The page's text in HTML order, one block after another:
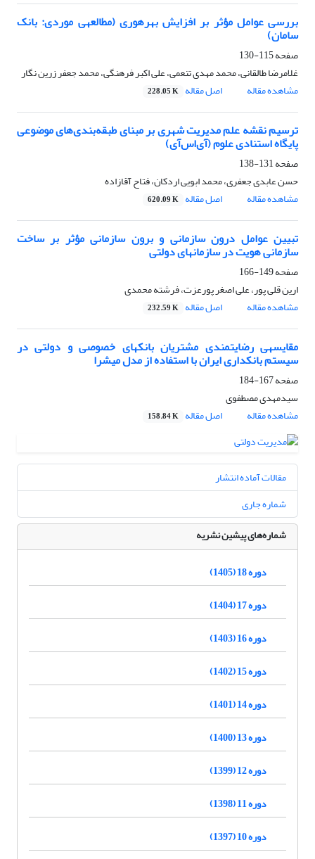
بررسی عوامل مؤثر بر افزایش بهره‏وری (مطالعه‎ی موردی: بانک
سامان)
صفحه115-130
غلامرضا طالقانی، محمد مهدی تنعمی، علی اکبر فرهنگی، محمد جعفر زرین نگار
مشاهده مقاله
اصل مقاله 228.05 K
ترسیم نقشه علم مدیریت شهری بر مبنای طبقه‌بندی‌های موضوعی
پایگاه استنادی علوم (آی‌اس‌آی)
صفحه131-138
حسن عابدی جعفری، محمد ابویی اردکان، فتاح آقازاده
مشاهده مقاله
اصل مقاله 620.09 K
تبیین عوامل درون سازمانی و برون سازمانی مؤثر بر ساخت
سازمانی هویت در سازمان‎های دولتی
صفحه149-166
ارین قلی پور، علی اصغر پورعزت، فرشته محمدی
مشاهده مقاله
اصل مقاله 232.59 K
مقایسه‎ی رضایتمندی مشتریان بانک‎های خصوصی و دولتی در
سیستم بانکداری ایران با استفاده از مدل میشرا
صفحه167-184
سیدمهدی مصطفوی
مشاهده مقاله
اصل مقاله 158.84 K
مقالات آماده انتشار
شماره جاری
شماره‌های پیشین نشریه
دوره 18 (1405)
دوره 17 (1404)
دوره 16 (1403)
دوره 15 (1402)
دوره 14 (1401)
دوره 13 (1400)
دوره 12 (1399)
دوره 11 (1398)
دوره 10 (1397)